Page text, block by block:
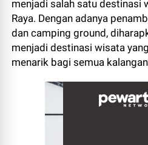
menjadi salah satu destinasi
Raya. Dengan adanya
dan camping ground,
menjadi destinasi wisata
menarik bagi semua